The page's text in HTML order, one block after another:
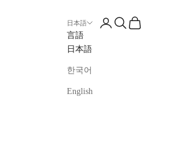
日本語
言語
日本語
한국어
English
ログイン
検索カート